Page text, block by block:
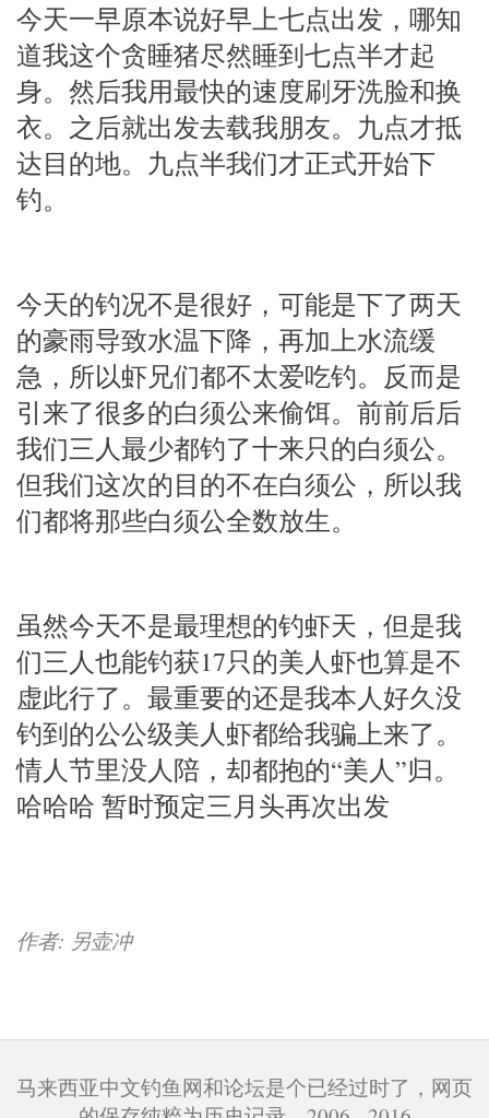
今天一早原本说好早上七点出发，哪知
道我这个贪睡猪尽然睡到七点半才起
身。然后我用最快的速度刷牙洗脸和换
衣。之后就出发去载我朋友。九点才抵
达目的地。九点半我们才正式开始下
钓。
今天的钓况不是很好，可能是下了两天
的豪雨导致水温下降，再加上水流缓
急，所以虾兄们都不太爱吃钓。反而是
引来了很多的白须公来偷饵。前前后后
我们三人最少都钓了十来只的白须公。
但我们这次的目的不在白须公，所以我
们都将那些白须公全数放生。
虽然今天不是最理想的钓虾天，但是我
们三人也能钓获17只的美人虾也算是不
虚此行了。最重要的还是我本人好久没
钓到的公公级美人虾都给我骗上来了。
情人节里没人陪，却都抱的“美人”归。
哈哈哈 暂时预定三月头再次出发
作者: 另壶冲
马来西亚中文钓鱼网和论坛是个已经过时了，网页